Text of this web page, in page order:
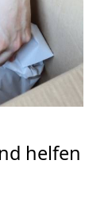
helfen